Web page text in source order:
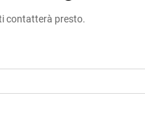
contatterà presto.